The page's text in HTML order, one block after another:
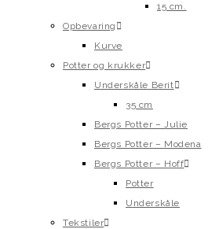
15 cm.
Opbevaring
Kurve
Potter og krukker
Underskåle Berit
35 cm
Bergs Potter – Julie
Bergs Potter – Modena
Bergs Potter – Hoff
Potter
Underskåle
Tekstiler